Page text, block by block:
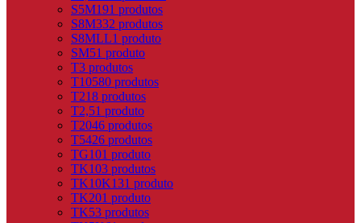
S5M191 produtos
S8M332 produtos
S8MLL1 produto
SM51 produto
T3 produtos
T10580 produtos
T218 produtos
T2,51 produto
T2046 produtos
T5426 produtos
TG101 produto
TK103 produtos
TK10K131 produto
TK201 produto
TK53 produtos